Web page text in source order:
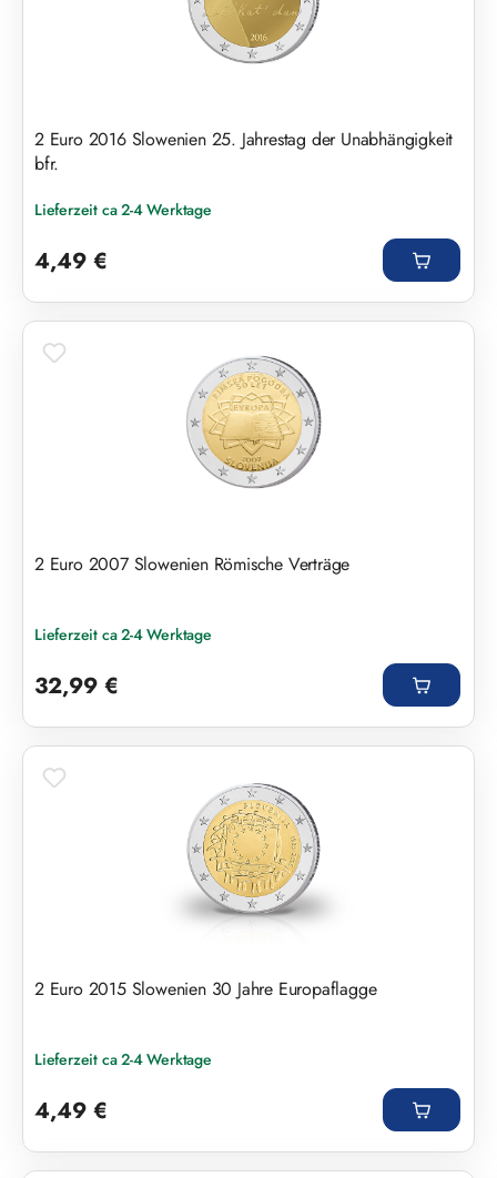
2 Euro 2016 Slowenien 25. Jahrestag der Unabhängigkeit
bfr.
Lieferzeit ca 2-4 Werktage
4,49 €
2 Euro 2007 Slowenien Römische Verträge
Lieferzeit ca 2-4 Werktage
32,99 €
2 Euro 2015 Slowenien 30 Jahre Europaflagge
Lieferzeit ca 2-4 Werktage
4,49 €